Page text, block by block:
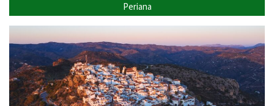
Periana